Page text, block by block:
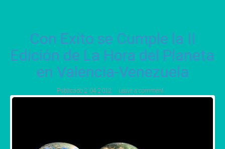
Con Exito se Cumple la II
Edición de La Hora del Planeta
en Valencia-Venezuela
Publicado 2 04 2012 Leave a comment